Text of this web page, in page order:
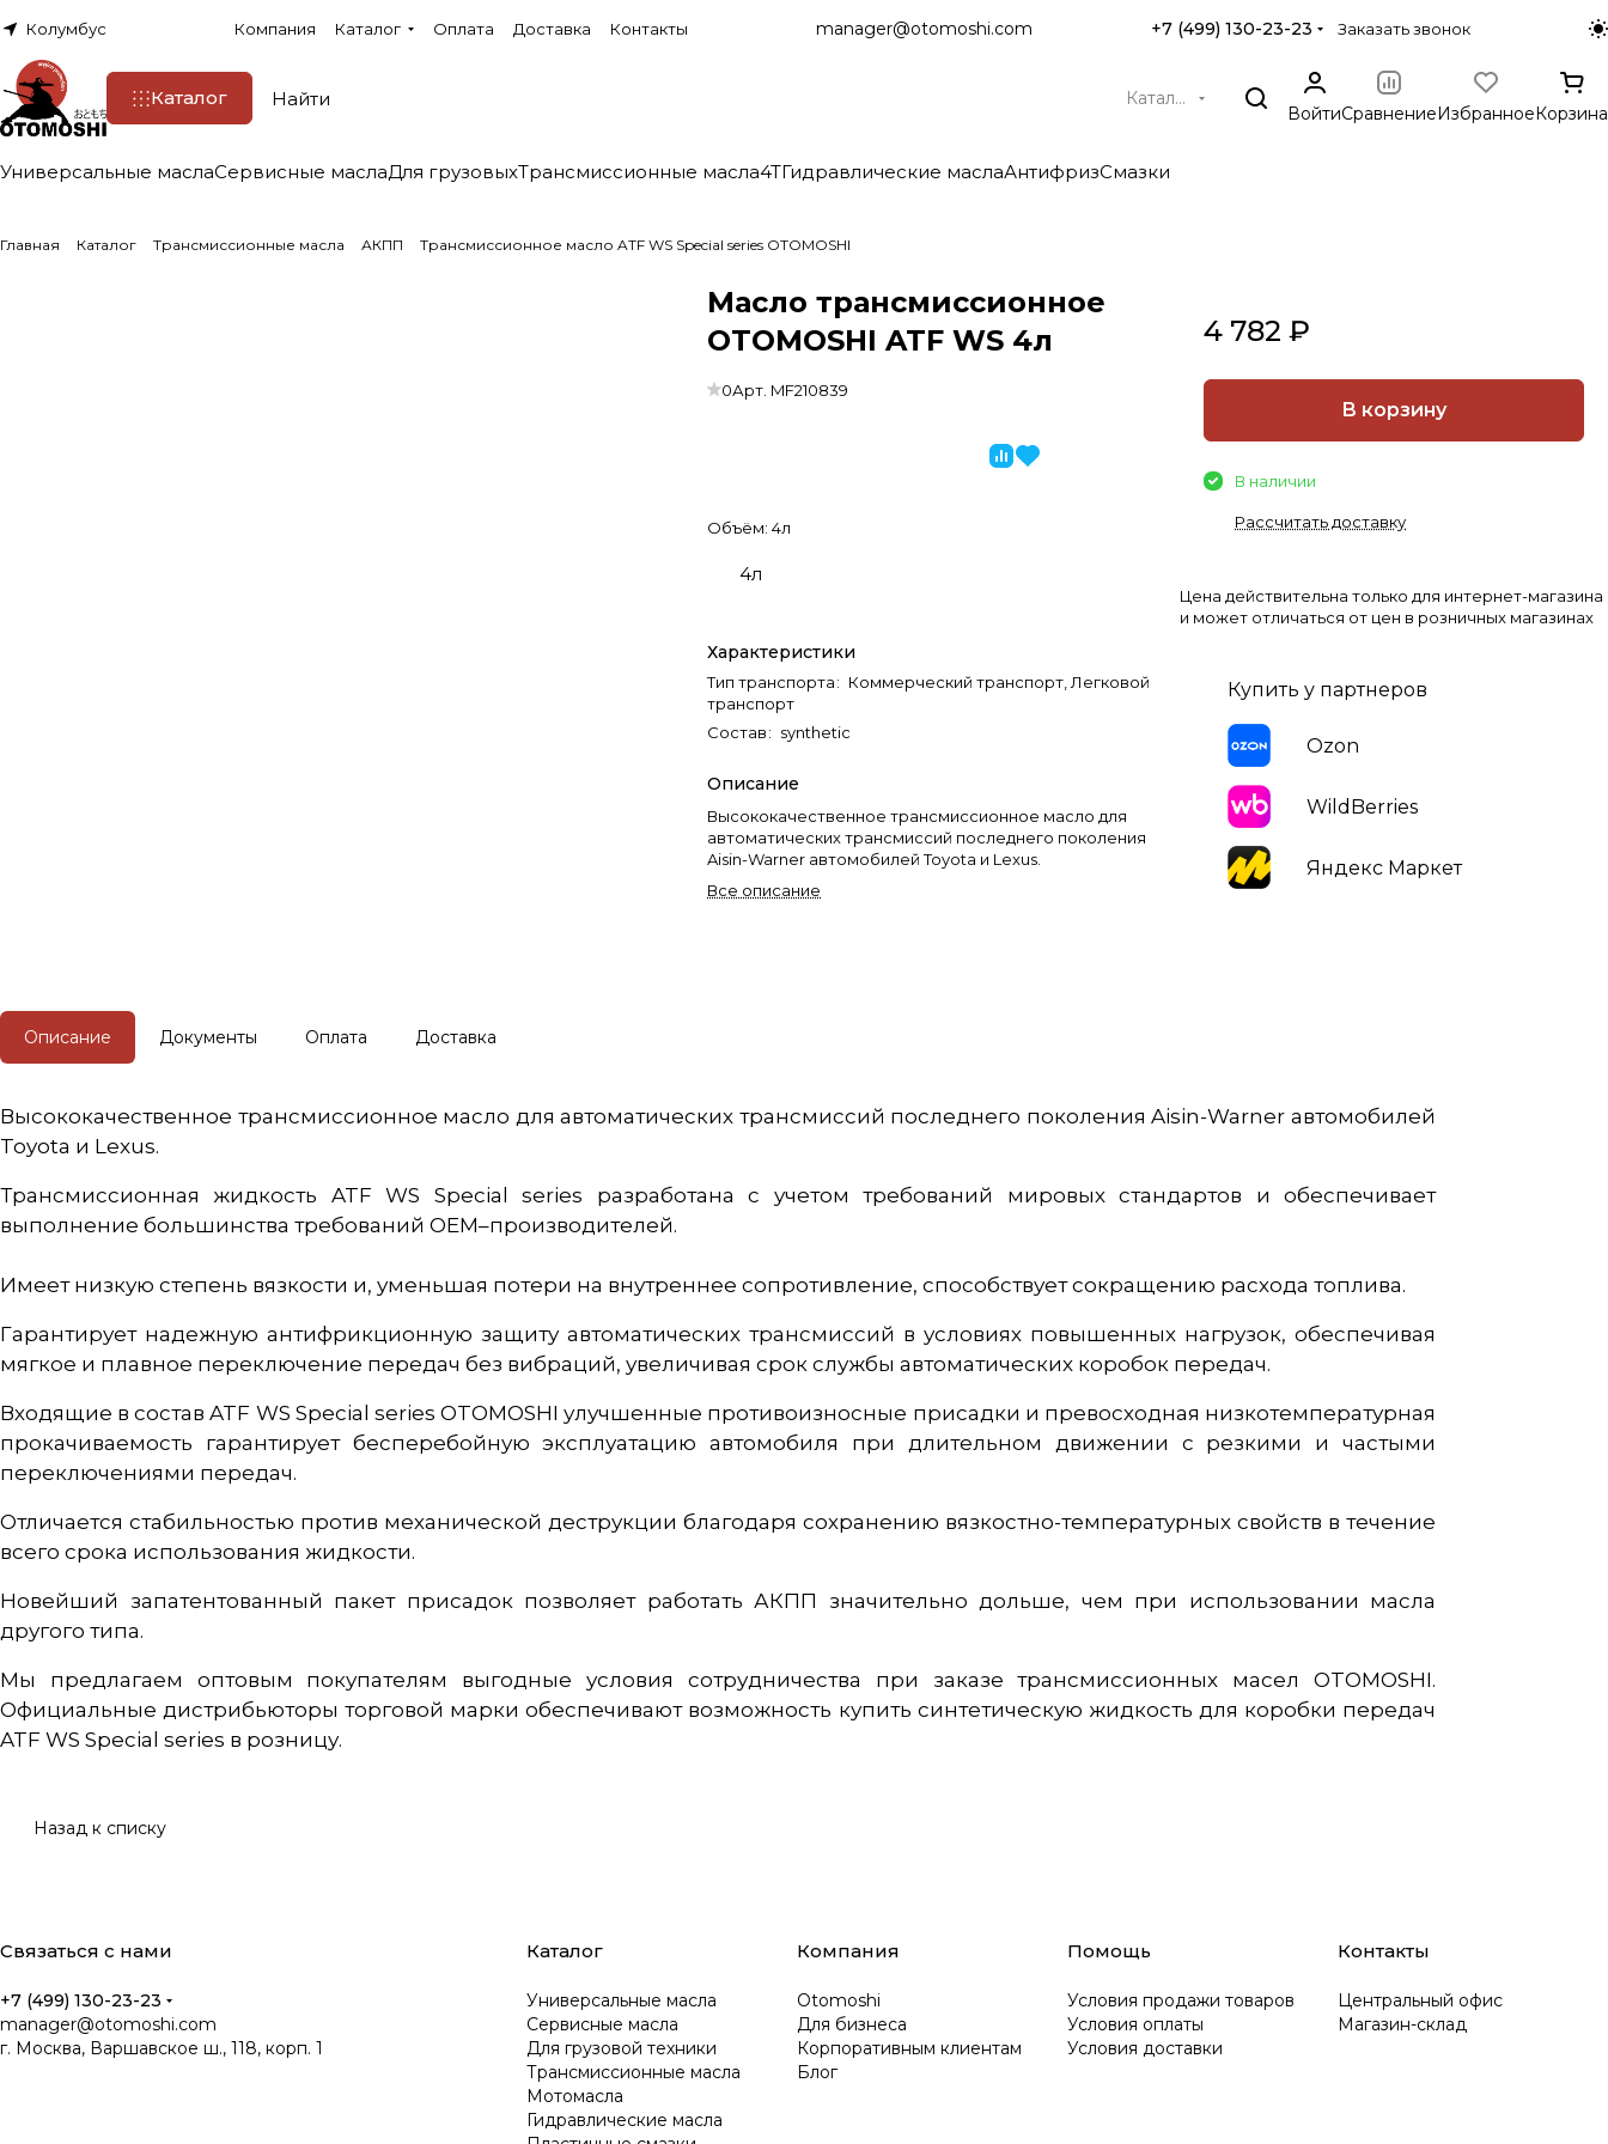
Колумбус Компания Каталог Оплата Доставка Контакты manager@otomoshi.com +7 (499) 130-23-23 Заказать звонок
Каталог Каталог
ВойтиСравнениеИзбранноеКорзина
Универсальные маслаСервисные маслаДля грузовыхТрансмиссионные масла4TГидравлические маслаАнтифризСмазки
Главная Каталог Трансмиссионные масла АКПП Трансмиссионное масло ATF WS Special series OTOMOSHI
Масло трансмиссионное
OTOMOSHI ATF WS 4л
0Арт. MF210839
Объём:4л
4л
Характеристики
Тип транспорта: Коммерческий транспорт, Легковой
транспорт
Состав: synthetic
Описание
Высококачественное трансмиссионное масло для
автоматических трансмиссий последнего поколения
Aisin-Warner автомобилей Toyota и Lexus.
Все описание
4 782 ₽
В корзину
В наличии
Рассчитать доставку
Цена действительна только для интернет-магазина
и может отличаться от цен в розничных магазинах
Купить у партнеров
Ozon
WildBerries
Яндекс Маркет
Описание Документы Оплата Доставка
Высококачественное трансмиссионное масло для автоматических трансмиссий последнего поколения Aisin-Warner автомобилей
Toyota и Lexus.
Трансмиссионная жидкость ATF WS Special series разработана с учетом требований мировых стандартов и обеспечивает
выполнение большинства требований OEM–производителей.
Имеет низкую степень вязкости и, уменьшая потери на внутреннее сопротивление, способствует сокращению расхода топлива.
Гарантирует надежную антифрикционную защиту автоматических трансмиссий в условиях повышенных нагрузок, обеспечивая
мягкое и плавное переключение передач без вибраций, увеличивая срок службы автоматических коробок передач.
Входящие в состав ATF WS Special series OTOMOSHI улучшенные противоизносные присадки и превосходная низкотемпературная
прокачиваемость гарантирует бесперебойную эксплуатацию автомобиля при длительном движении с резкими и частыми
переключениями передач.
Отличается стабильностью против механической деструкции благодаря сохранению вязкостно-температурных свойств в течение
всего срока использования жидкости.
Новейший запатентованный пакет присадок позволяет работать АКПП значительно дольше, чем при использовании масла
другого типа.
Мы предлагаем оптовым покупателям выгодные условия сотрудничества при заказе трансмиссионных масел OTOMOSHI.
Официальные дистрибьюторы торговой марки обеспечивают возможность купить синтетическую жидкость для коробки передач
ATF WS Special series в розницу.
Назад к списку
Связаться с нами
+7 (499) 130-23-23
manager@otomoshi.com
г. Москва, Варшавское ш., 118, корп. 1
Каталог
Универсальные масла
Сервисные масла
Для грузовой техники
Трансмиссионные масла
Мотомасла
Гидравлические масла
Компания
Otomoshi
Для бизнеса
Корпоративным клиентам
Блог
Помощь
Условия продажи товаров
Условия оплаты
Условия доставки
Контакты
Центральный офис
Магазин-склад